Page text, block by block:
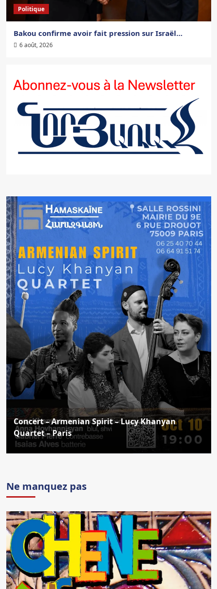
Politique
Bakou confirme avoir fait pression sur Israël…
6 août, 2026
Concert – Armenian Spirit – Lucy Khanyan
Quartet – Paris
Ne manquez pas